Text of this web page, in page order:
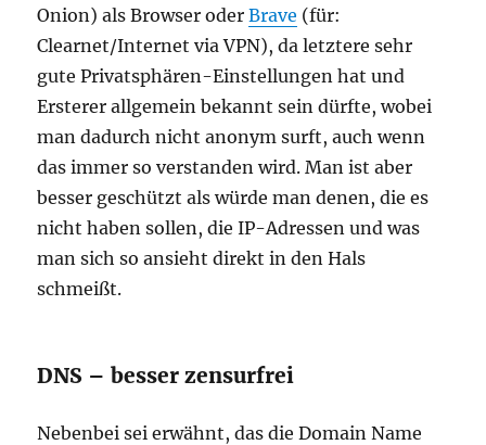
Onion) als Browser oderBrave (für:
Clearnet/Internet via VPN), da letztere sehr
gute Privatsphären-Einstellungen hat und
Ersterer allgemein bekannt sein dürfte, wobei
man dadurch nicht anonym surft, auch wenn
das immer so verstanden wird. Man ist aber
besser geschützt als würde man denen, die es
nicht haben sollen, die IP-Adressen und was
man sich so ansieht direkt in den Hals
schmeißt.
DNS – besser zensurfrei
Nebenbei sei erwähnt, das die Domain Name